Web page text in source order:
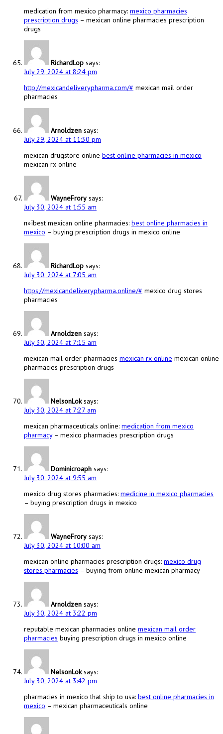
medication from mexico pharmacy: mexico pharmacies
prescription drugs – mexican online pharmacies prescription
drugs
RichardLop says:
July 29, 2024 at 8:24 pm
http://mexicandeliverypharma.com/# mexican mail order
pharmacies
Arnoldzen says:
July 29, 2024 at 11:30 pm
mexican drugstore online best online pharmacies in mexico
mexican rx online
WayneFrory says:
July 30, 2024 at 1:55 am
п»їbest mexican online pharmacies: best online pharmacies in
mexico – buying prescription drugs in mexico online
RichardLop says:
July 30, 2024 at 7:05 am
https://mexicandeliverypharma.online/# mexico drug stores
pharmacies
Arnoldzen says:
July 30, 2024 at 7:15 am
mexican mail order pharmacies mexican rx online mexican online
pharmacies prescription drugs
NelsonLok says:
July 30, 2024 at 7:27 am
mexican pharmaceuticals online: medication from mexico
pharmacy– mexico pharmacies prescription drugs
Dominicroaph says:
July 30, 2024 at 9:55 am
mexico drug stores pharmacies: medicine in mexico pharmacies
– buying prescription drugs in mexico
WayneFrory says:
July 30, 2024 at 10:00 am
mexican online pharmacies prescription drugs: mexico drug
stores pharmacies – buying from online mexican pharmacy
Arnoldzen says:
July 30, 2024 at 3:22 pm
reputable mexican pharmacies online mexican mail order
pharmacies buying prescription drugs in mexico online
NelsonLok says:
July 30, 2024 at 3:42 pm
pharmacies in mexico that ship to usa: best online pharmacies in
mexico – mexican pharmaceuticals online